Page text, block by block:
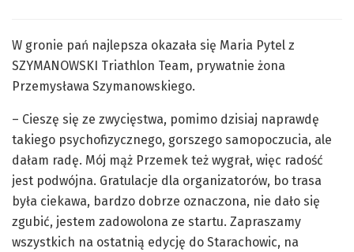
W gronie pań najlepsza okazała się Maria Pytel z
SZYMANOWSKI Triathlon Team, prywatnie żona
Przemysława Szymanowskiego.
– Cieszę się ze zwycięstwa, pomimo dzisiaj naprawdę
takiego psychofizycznego, gorszego samopoczucia, ale
dałam radę. Mój mąż Przemek też wygrał, więc radość
jest podwójna. Gratulacje dla organizatorów, bo trasa
była ciekawa, bardzo dobrze oznaczona, nie dało się
zgubić, jestem zadowolona ze startu. Zapraszamy
wszystkich na ostatnią edycję do Starachowic, na